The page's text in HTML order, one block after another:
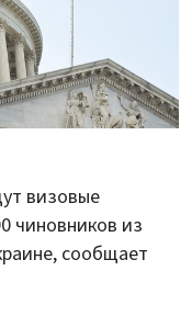
визовые
чиновников из
сообщает